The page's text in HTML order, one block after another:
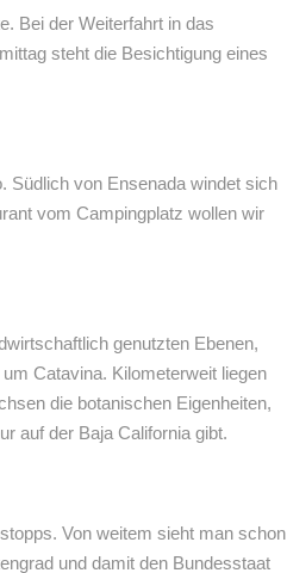
Bei der Weiterfahrt in das
steht die Besichtigung eines
Südlich von Ensenada windet sich
vom Campingplatz wollen wir
genutzten Ebenen,
Catavina. Kilometerweit liegen
die botanischen Eigenheiten,
auf der Baja California gibt.
Von weitem sieht man schon
und damit den Bundesstaat